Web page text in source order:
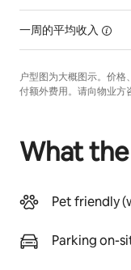
一周的平均收入
户型图为大概图示。价
付额外费用。请向物业方
What
Pet friendly
Parking on-